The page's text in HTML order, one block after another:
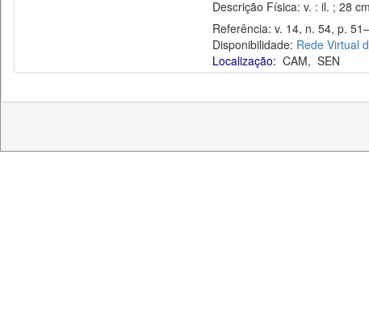
Descrição Física: v. : il. ; 28 cm
Referência: v. 14, n. 54, p.
Disponibilidade: Rede Virtual
Localização: CAM, SEN